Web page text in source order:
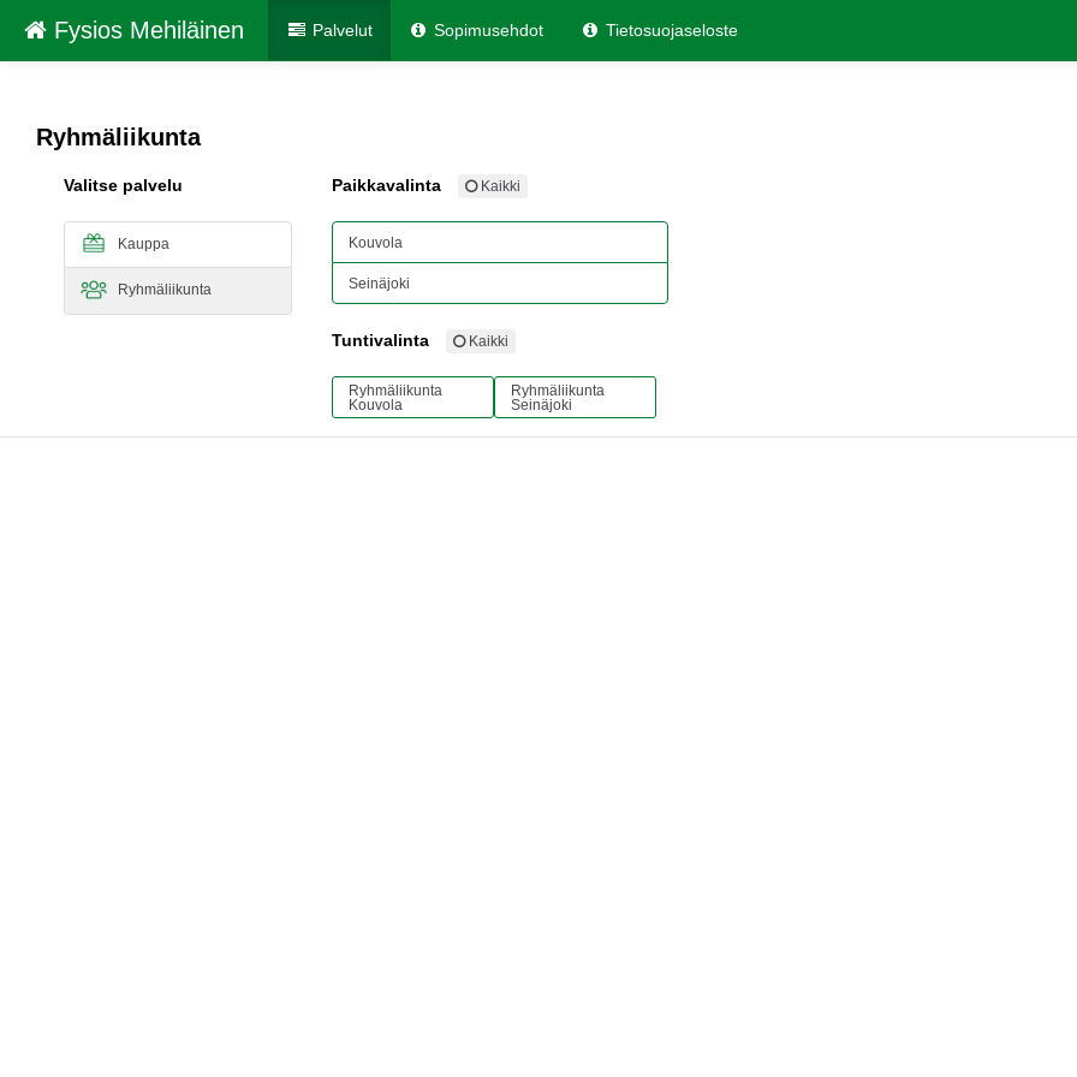
Fysios Mehiläinen Palvelut Sopimusehdot Tietosuojaseloste
Ryhmäliikunta
Valitse palvelu
Kauppa
Ryhmäliikunta
Paikkavalinta Kaikki
Kouvola
Seinäjoki
Tuntivalinta Kaikki
Ryhmäliikunta
Kouvola
Ryhmäliikunta
Seinäjoki